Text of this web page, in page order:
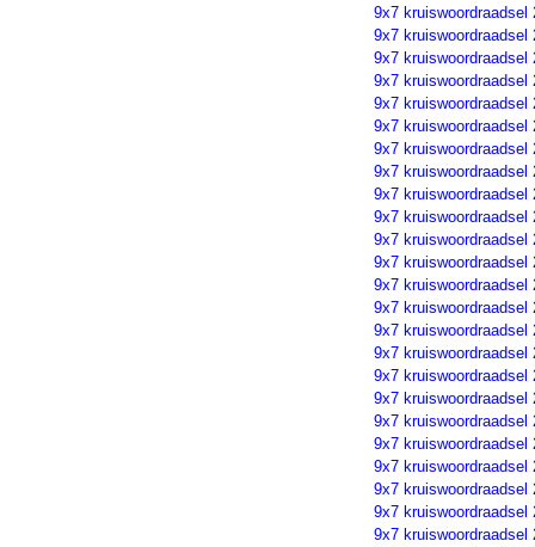
9x7 kruiswoordraadsel
9x7 kruiswoordraadsel
9x7 kruiswoordraadsel
9x7 kruiswoordraadsel
9x7 kruiswoordraadsel
9x7 kruiswoordraadsel
9x7 kruiswoordraadsel
9x7 kruiswoordraadsel
9x7 kruiswoordraadsel
9x7 kruiswoordraadsel
9x7 kruiswoordraadsel
9x7 kruiswoordraadsel
9x7 kruiswoordraadsel
9x7 kruiswoordraadsel
9x7 kruiswoordraadsel
9x7 kruiswoordraadsel
9x7 kruiswoordraadsel
9x7 kruiswoordraadsel
9x7 kruiswoordraadsel
9x7 kruiswoordraadsel
9x7 kruiswoordraadsel
9x7 kruiswoordraadsel
9x7 kruiswoordraadsel
9x7 kruiswoordraadsel